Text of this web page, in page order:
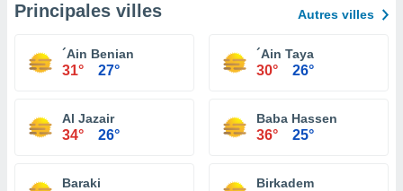
Principales villes Autres villes
´Ain Benian
31° 27°
´Ain Taya
30° 26°
Al Jazair
34° 26°
Baba Hassen
36° 25°
Baraki Birkadem